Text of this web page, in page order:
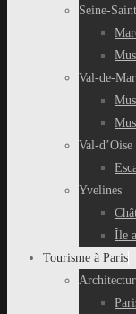
Seine-
Val-de-
Val-d’Oise
Yvelines
Île
Tourisme à Paris